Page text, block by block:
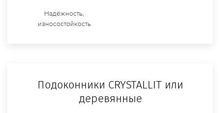
Надёжность,
износостойкость
Подоконники CRYSTALLIT или
деревянные